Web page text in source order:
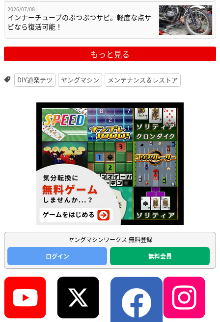
2026/07/08
インナーチューブのぶつぶつサビ。軽度な点サ
ビなら復活可能！
もっと見る
DIY道楽テツ ヤングマシン メンテナンス＆レストア
ヤングマシンワークス 無料登録
ログイン
無料会員